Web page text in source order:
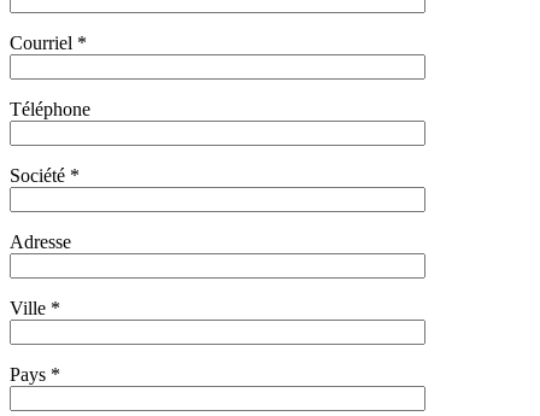
Courriel *
Téléphone
Société *
Adresse
Ville *
Pays *